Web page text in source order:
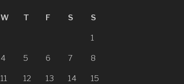
W T F S S
1
4 5 6 7 8
11 12 13 14 15